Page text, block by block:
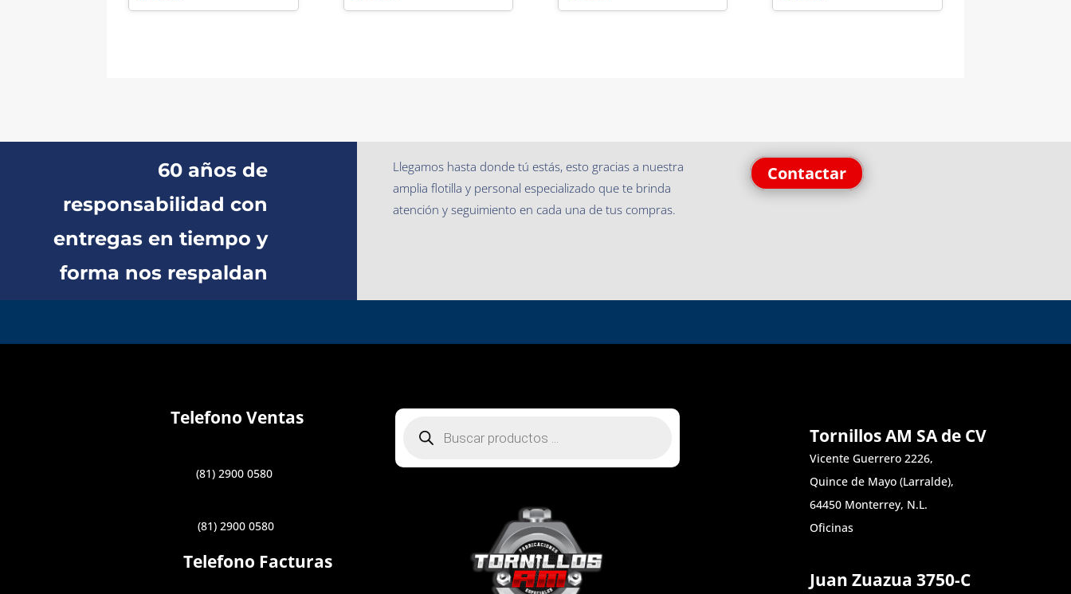
60 años de
responsabilidad con
entregas en tiempo y
forma nos respaldan
Llegamos hasta donde tú estás, esto gracias a nuestra
amplia flotilla y personal especializado que te brinda
atención y seguimiento en cada una de tus compras.
Contactar
Telefono Ventas
(81) 2900 0580
(81) 2900 0580
Telefono Facturas
productos Tornillos AM SA de CV
Vicente Guerrero 2226,
Quince de Mayo (Larralde),
64450 Monterrey, N.L.
Oficinas
Juan Zuazua 3750-C